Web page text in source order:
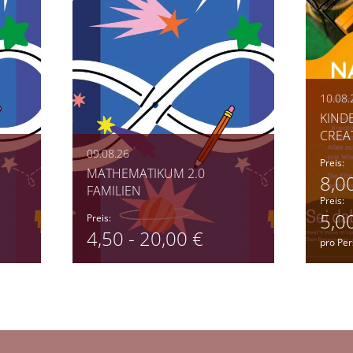
09.08.26
MATHEMATIKUM 2.0
FAMILIEN
Preis:
4,50 - 20,00 €
Preis:
Preis:
pro